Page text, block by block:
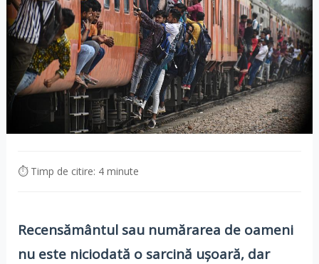
⏱ Timp de citire: 4 minute
Recensământul sau numărarea de oameni
nu este niciodată o sarcină ușoară, dar